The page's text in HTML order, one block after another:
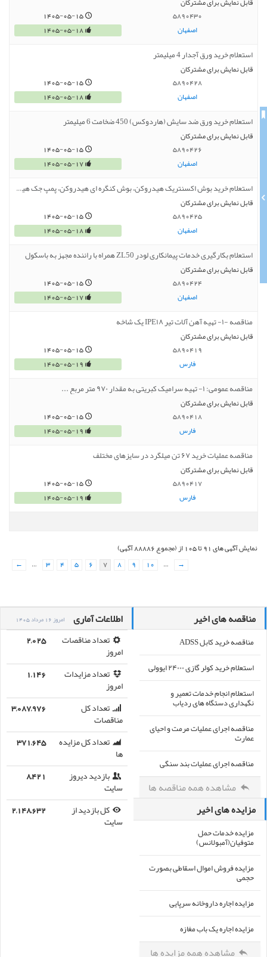
5890430
اصفهان
1405-05-15
1405-05-18
استعلام خرید ورق آجدار 4 میلیمتر
قابل نمایش برای مشترکان
5890428
اصفهان
1405-05-15
1405-05-18
استعلام خرید ورق ضد سایش (هاردوکس) 450 ضخامت 6 میلیمتر
قابل نمایش برای مشترکان
5890426
اصفهان
1405-05-15
1405-05-17
استعلام خرید بوش اکسنتریک هیدروکن، بوش کنگره ای هیدروکن، پمپ جک هیدروکن و شانه فک ثابت
قابل نمایش برای مشترکان
5890425
اصفهان
1405-05-15
1405-05-18
استعلام بکارگیری خدمات پیمانکاری لودر ZL50 همراه با راننده مجهز به باسکول
قابل نمایش برای مشترکان
5890424
اصفهان
1405-05-15
1405-05-17
مناقصه -۱- تهیه آهن آلات تیر IPE۱۸ یک شاخه
قابل نمایش برای مشترکان
5890419
فارس
1405-05-15
1405-05-19
مناقصه عمومی: ۱- تهیه سرامیک کبریتی به مقدار ۹۷۰ متر مربع ...
قابل نمایش برای مشترکان
5890418
فارس
1405-05-15
1405-05-19
مناقصه عملیات خرید ۶۷ تن میلگرد در سایزهای مختلف
قابل نمایش برای مشترکان
5890417
فارس
1405-05-15
1405-05-19
نمایش آگهی های 91 تا 105 از (مجموع 88886 آگهی)
←
… 3 4 5 6 7 8 9 10 … →
اطلاعات آماری امروز 16 مرداد 1405
تعداد مناقصات
امروز
2,025
تعداد مزایدات
امروز
1,146
تعداد کل
مناقصات
3,087,976
تعداد کل مزایده
ها
371,645
بازدید دیروز
سایت
8,421
کل بازدید از
سایت
2,148,632
مناقصه های اخیر
مناقصه خرید کابل ADSS
استعلام خرید کولر گازی ۲۴۰۰۰ ایوولی
استعلام انجام خدمات تعمیر و
نگهداری دستگاه های ردیاب
مناقصه اجرای عملیات مرمت و احیای
عمارت
مناقصه اجرای عملیات بند سنگی
مشاهده همه مناقصه ها
مزایده های اخیر
مزایده خدمات حمل
متوفیان(آمبولانس)
مزایده فروش اموال اسقاطی بصورت
حجمی
مزایده اجاره داروخانه سرپایی
مزایده اجاره یک باب مغازه
مشاهده همه مزایده ها